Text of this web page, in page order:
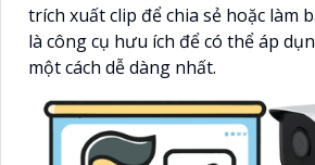
trích xuất clip để chia sẻ hoặc làm
là công cụ hưu ích để có thể áp
một cách dễ dàng nhất.